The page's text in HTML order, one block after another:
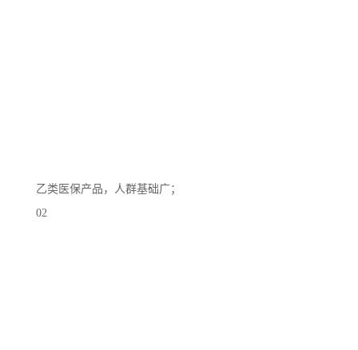
乙类医保产品，人群基础广；
02